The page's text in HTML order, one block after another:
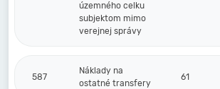
územného celku
subjektom mimo
verejnej správy
587
Náklady na
ostatné transfery
61